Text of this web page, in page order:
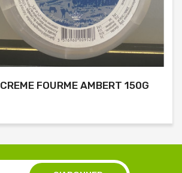
CREME FOURME AMBERT 150G